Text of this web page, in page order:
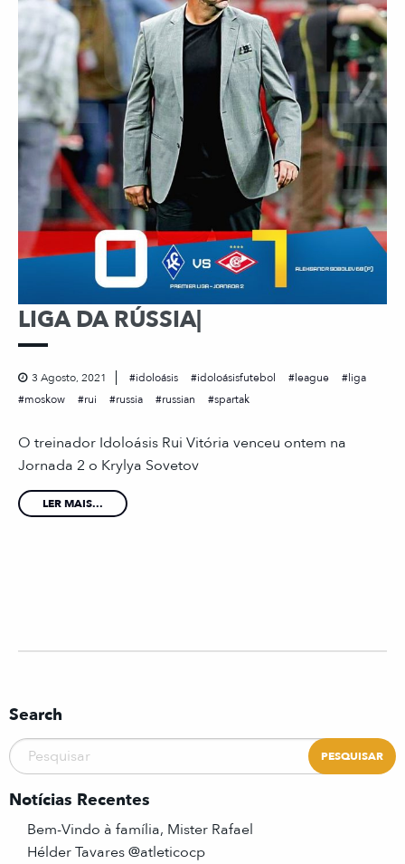
LIGA DA RÚSSIA|
3 Agosto, 2021 idoloásis idoloásisfutebol league
liga
moskow
rui russia russian spartak
O treinador Idoloásis Rui Vitória venceu ontem na
Jornada 2 o Krylya Sovetov
LER MAIS...
Search
Notícias Recentes
Bem-Vindo à família, Mister Rafael
Hélder Tavares @atleticocp